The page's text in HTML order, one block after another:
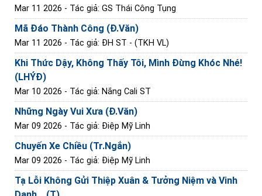
Mar 11 2026 - Tác giả: GS Thái Công Tụng
Mã Đáo Thành Công (Đ.Văn)
Mar 11 2026 - Tác giả: ĐH ST - (TKH VL)
Khi Thức Dậy, Không Thấy Tôi, Mình Đừng Khóc Nhé!
(LHÝĐ)
Mar 10 2026 - Tác giả: Nắng Cali ST
Những Ngày Vui Xưa (Đ.Văn)
Mar 09 2026 - Tác giả: Điệp Mỹ Linh
Chuyến Xe Chiều (Tr.Ngắn)
Mar 09 2026 - Tác giả: Điệp Mỹ Linh
Tạ Lỗi Không Gửi Thiệp Xuân & Tưởng Niệm và Vinh